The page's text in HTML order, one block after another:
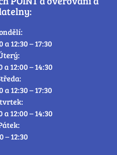
a 12:30 – 17:30
a 12:00 – 14:30
a 12:30 – 17:30
a 12:00 – 14:30
– 12:30